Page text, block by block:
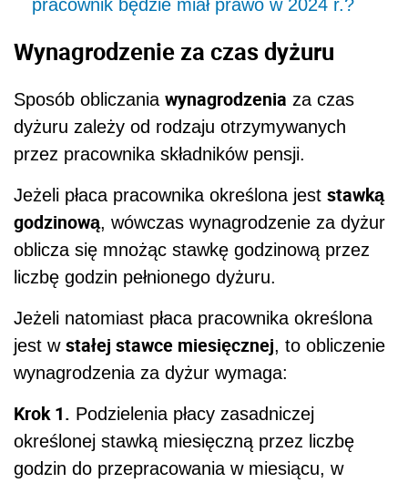
pracownik będzie miał prawo w 2024 r.?
Wynagrodzenie za czas dyżuru
Sposób obliczania wynagrodzenia za czas
dyżuru zależy od rodzaju otrzymywanych
przez pracownika składników pensji.
Jeżeli płaca pracownika określona jest stawką
godzinową, wówczas wynagrodzenie za dyżur
oblicza się mnożąc stawkę godzinową przez
liczbę godzin pełnionego dyżuru.
Jeżeli natomiast płaca pracownika określona
jest w stałej stawce miesięcznej, to obliczenie
wynagrodzenia za dyżur wymaga:
Krok 1. Podzielenia płacy zasadniczej
określonej stawką miesięczną przez liczbę
godzin do przepracowania w miesiącu, w